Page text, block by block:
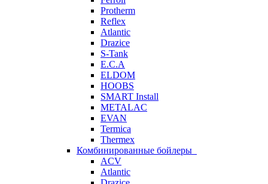
Protherm
Reflex
Atlantic
Drazice
S-Tank
E.C.A
ELDOM
HOOBS
SMART Install
METALAC
EVAN
Termica
Thermex
Комбинированные бойлеры
ACV
Atlantic